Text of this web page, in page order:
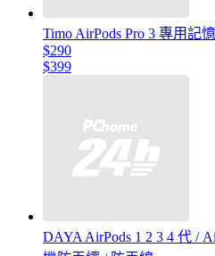
Timo AirPods Pro 3 專用記
$290
$399
DAYA AirPods 1 2 3 4 代 /